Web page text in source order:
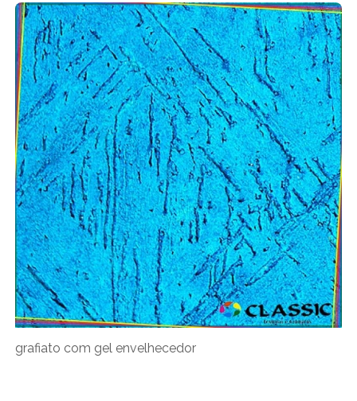
grafiato com gel envelhecedor